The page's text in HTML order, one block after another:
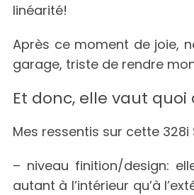
linéarité!
Après ce moment de joie,
garage, triste de rendre
Et donc, elle vaut quoi
Mes ressentis sur cette 328i
– niveau finition/design:
autant à l’intérieur qu’à